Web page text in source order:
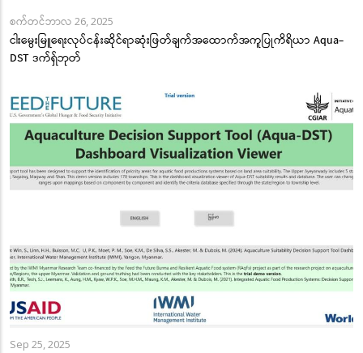
စက်တင်ဘာလ 26, 2025
ငါးမွေးမြူရေးလုပ်ငန်းဆိုင်ရာဆုံးဖြတ်ချက်အထောက်အကူပြုကိရိယာ Aqua-
DST ဒက်ရှ်ဘုတ်
Sep 25, 2025